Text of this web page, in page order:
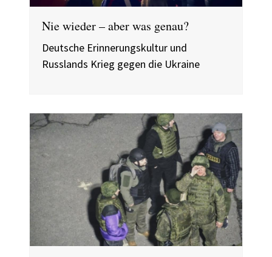
Nie wieder – aber was genau?
Deutsche Erinnerungskultur und
Russlands Krieg gegen die Ukraine